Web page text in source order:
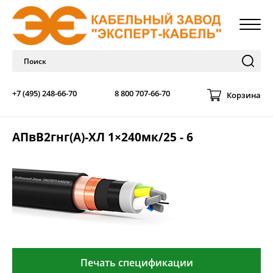
+7 (495) 248-66-70 8 800 707-66-70 Корзина
АПвВ2гнг(А)-ХЛ 1×240мк/25 - 6
Печать спецификации